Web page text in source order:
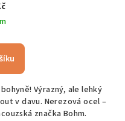
Výrazný, ale lehký
v davu. Nerezová ocel –
značka Bohm.